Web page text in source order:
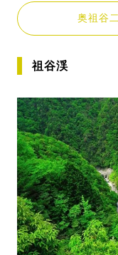
奥祖谷
祖谷渓